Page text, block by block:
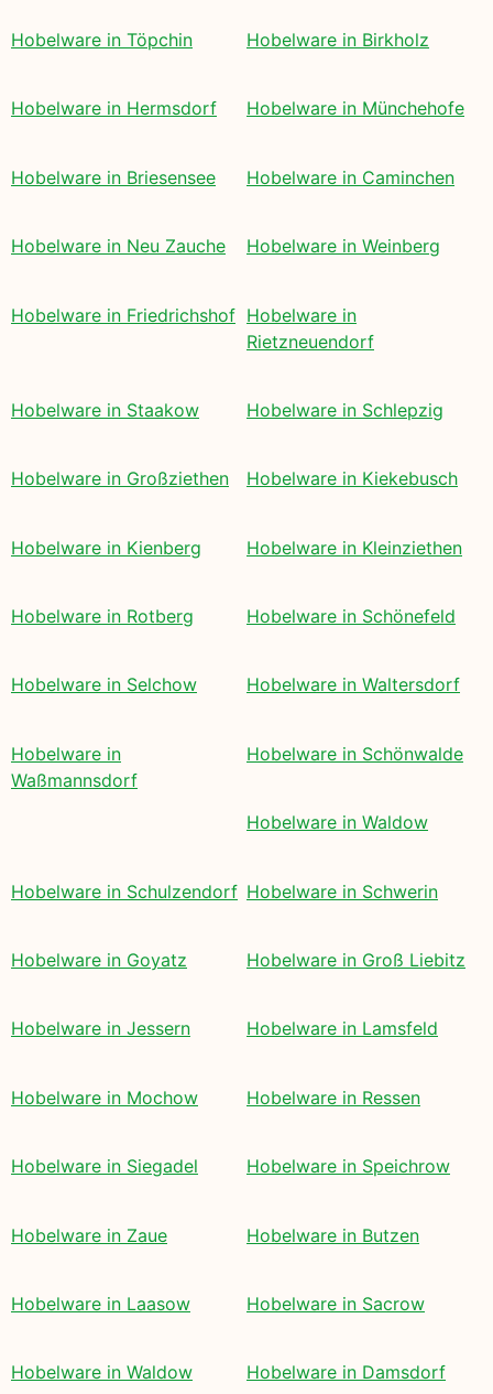
Hobelware in Töpchin Hobelware in Birkholz
Hobelware in Hermsdorf Hobelware in Münchehofe
Hobelware in Briesensee Hobelware in Caminchen
Hobelware in Neu Zauche Hobelware in Weinberg
Hobelware in Friedrichshof Hobelware in
Rietzneuendorf
Hobelware in Staakow Hobelware in Schlepzig
Hobelware in Großziethen Hobelware in Kiekebusch
Hobelware in Kienberg Hobelware in Kleinziethen
Hobelware in Rotberg Hobelware in Schönefeld
Hobelware in Selchow Hobelware in Waltersdorf
Hobelware in
Waßmannsdorf
Hobelware in Schönwalde
Hobelware in Waldow
Hobelware in Schulzendorf Hobelware in Schwerin
Hobelware in Goyatz Hobelware in Groß Liebitz
Hobelware in Jessern Hobelware in Lamsfeld
Hobelware in Mochow Hobelware in Ressen
Hobelware in Siegadel Hobelware in Speichrow
Hobelware in Zaue Hobelware in Butzen
Hobelware in Laasow Hobelware in Sacrow
Hobelware in Waldow Hobelware in Damsdorf